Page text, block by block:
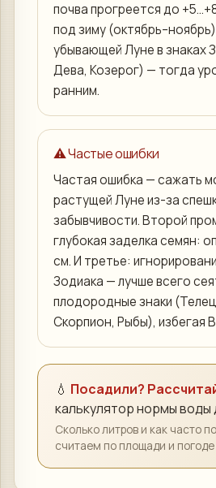
почва прогреется до
под зиму
убывающей Луне в знаках
Дева, Козерог) — тогда
ранним.
⚠️ Частые ошибки
Частая ошибка — сажать
растущей Луне из-за
забывчивости. Второй
глубокая заделка семян:
см. И третье:
Зодиака — лучше всего
плодородные знаки
Скорпион, Рыбы), избегая
💧 Посадили?
калькулятор нормы воды
Сколько литров и как часто
считаем по площади и погоде